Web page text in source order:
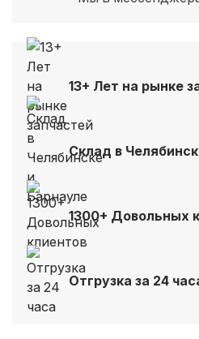
13+ Лет на рынке
Склад в
1300+ Довольных
Отгрузка за 24